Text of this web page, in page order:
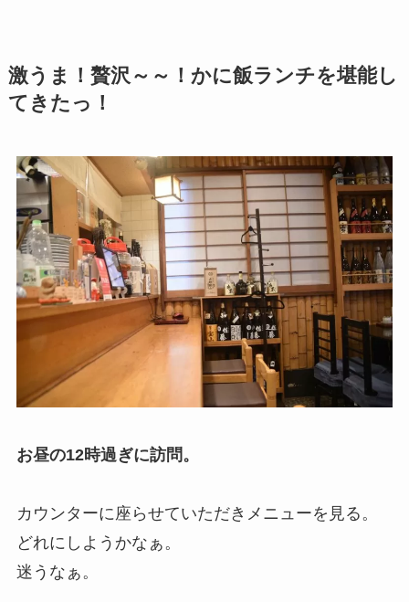
激うま！贅沢～～！かに飯ランチを堪能し
てきたっ！
お昼の12時過ぎに訪問。
カウンターに座らせていただきメニューを見る。
どれにしようかなぁ。
迷うなぁ。